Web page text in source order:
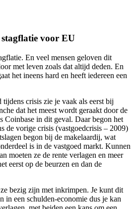
voor EU
En veel mensen geloven dit
met leven zoals dat altijd deden. En
het ineens hard en heeft iedereen een
crisis zie je vaak als eerst bij
dat het meest wordt geraakt door de
Coinbase in dit geval. Daar begon het
de vorige crisis (vastgoedcrisis – 2009)
begon bij de makelaardij, wat
is in de vastgoed markt. Kunnen
moeten ze de rente verlagen en meer
eerst op de beurzen en dan de
bezig zijn met inkrimpen. Je kunt dit
in een schulden-economie dus je kan